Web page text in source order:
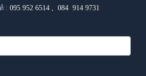
: 095 952 6514 ,084 914 9731